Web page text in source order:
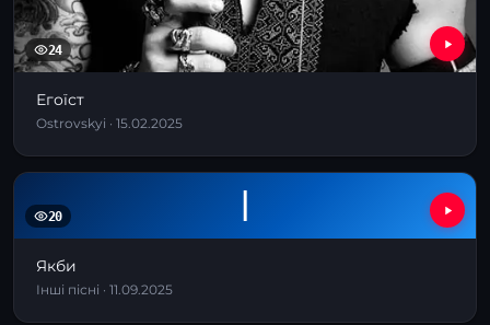
24
Егоїст
Ostrovskyi · 15.02.2025
І
20
Якби
Інші пісні · 11.09.2025